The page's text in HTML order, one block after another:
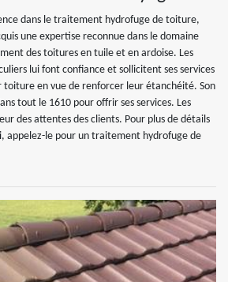
dans le traitement hydrofuge de toiture,
une expertise reconnue dans le domaine
des toitures en tuile et en ardoise. Les
lui font confiance et sollicitent ses services
en vue de renforcer leur étanchéité. Son
tout le 1610 pour offrir ses services. Les
des attentes des clients. Pour plus de détails
appelez-le pour un traitement hydrofuge de